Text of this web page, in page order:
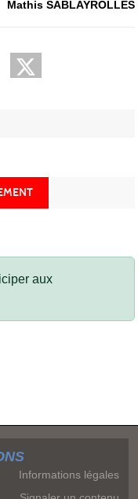
Mathis SABLAYROLLES
aux
Informations légales